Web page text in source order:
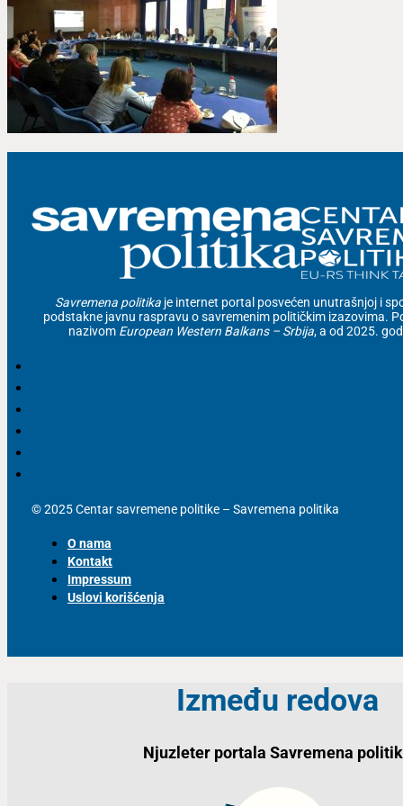
Savremena politika je internet portal posvećen unutrašnjoj i
podstakne javnu raspravu o savremenim političkim izazovima.
nazivom European Western Balkans – Srbija, a od 2025.
© 2025 Centar savremene politike – Savremena politika
O nama
Kontakt
Impressum
Uslovi korišćenja
Između redova
Njuzleter portala Savremena